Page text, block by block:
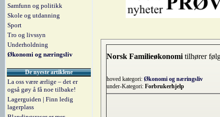
Samfunn og politikk
Skole og utdanning
Sport
Tro og livssyn
Underholdning
Økonomi og næringsliv
De nyeste artiklene
La oss være ærlige – det er
også gøy å få noe tilbake!
Lagerguiden | Finn ledig
lagerplass
Norsk Familieøkonomitilhører
hoved kategori: Økonomi og næringsliv
under-Kategori: Forbrukerhjelp